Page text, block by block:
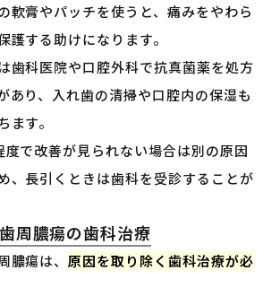
軟膏やパッチを使うと、痛みをやわら
護する助けになります。
歯科医院や口腔外科で抗真菌薬を処方
あり、入れ歯の清掃や口腔内の保湿も
す。
度で改善が見られない場合は別の原因
、長引くときは歯科を受診することが
周膿瘍の歯科治療
膿瘍は、原因を取り除く歯科治療が必